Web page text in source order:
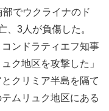
でウクライナのド
、3人が負傷した。
ンドラティエフ知事
ク地区を攻撃した」
クリミア半島を隔て
ムリュク地区にある